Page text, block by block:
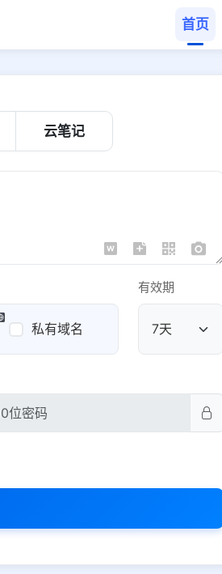
首页
云笔记
私有域名 公共域名
有效期
Android PC 其他